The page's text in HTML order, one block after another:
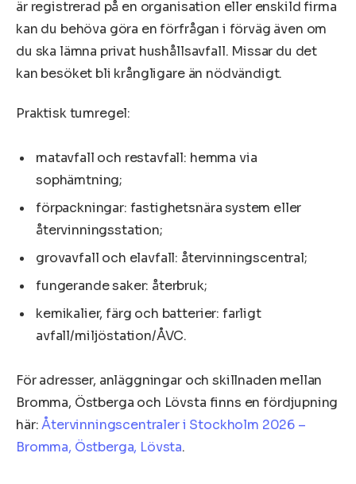
är registrerad på en organisation eller enskild firma
kan du behöva göra en förfrågan i förväg även om
du ska lämna privat hushållsavfall. Missar du det
kan besöket bli krångligare än nödvändigt.
Praktisk tumregel:
matavfall och restavfall: hemma via
sophämtning;
förpackningar: fastighetsnära system eller
återvinningsstation;
grovavfall och elavfall: återvinningscentral;
fungerande saker: återbruk;
kemikalier, färg och batterier: farligt
avfall/miljöstation/ÅVC.
För adresser, anläggningar och skillnaden mellan
Bromma, Östberga och Lövsta finns en fördjupning
här:Återvinningscentraler i Stockholm 2026 –
Bromma, Östberga, Lövsta.